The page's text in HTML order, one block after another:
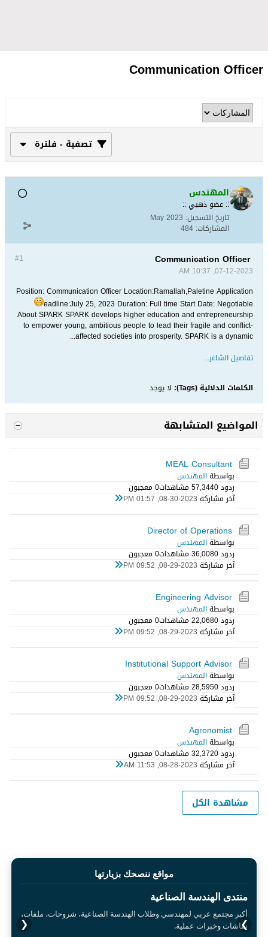
Communication Officer
تصفية - فلترة
المهندس
:: عضو ذهبي ::
تاريخ التسجيل: May 2023
المشاركات: 484
#1 Communication Officer
07-12-2023, 10:37 AM
Position: Communication Officer Location:Ramallah,Paletine Application
eadline:July 25, 2023 Duration: Full time Start Date: Negotiable
About SPARK SPARK develops higher education and entrepreneurship
to empower young, ambitious people to lead their fragile and conflict-
affected societies into prosperity. SPARK is a dynamic...
تفاصيل الشاغر...
الكلمات الدلالية (Tags): لا يوجد
المواضيع المتشابهة
MEAL Consultant
بواسطةالمهندس
ردود 0 57,344 مشاهدات
0 معجبون
آخر مشاركة 08-30-2023, 01:57 PM
Director of Operations
بواسطةالمهندس
ردود 0 36,008 مشاهدات
0 معجبون
آخر مشاركة 08-29-2023, 09:52 PM
Engineering Advisor
بواسطةالمهندس
ردود 0 22,068 مشاهدات
0 معجبون
آخر مشاركة 08-29-2023, 09:52 PM
Institutional Support Advisor
بواسطةالمهندس
ردود 0 28,595 مشاهدات
0 معجبون
آخر مشاركة 08-29-2023, 09:52 PM
Agronomist
بواسطةالمهندس
ردود 0 32,372 مشاهدات
0 معجبون
آخر مشاركة 08-28-2023, 11:53 AM
مشاهدة الكل
مواقع ننصحك بزيارتها
منتدى الهندسة الصناعية
أكبر مجتمع عربي لمهندسي وطلاب الهندسة الصناعية، شروحات، ملفات،
نقاشات وخبرات عملية.
❮ ❯